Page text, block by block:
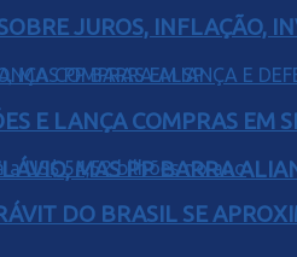
MAS PP BARRA
JUROS, INFLAÇÃO,
E LANÇA COMPRAS EM
DO BRASIL SE